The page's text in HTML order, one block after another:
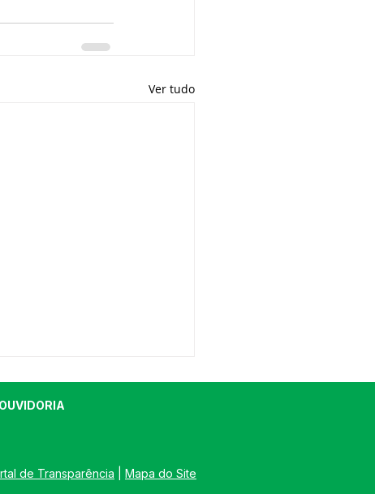
Ver tudo
de Transparência Mapa do Site